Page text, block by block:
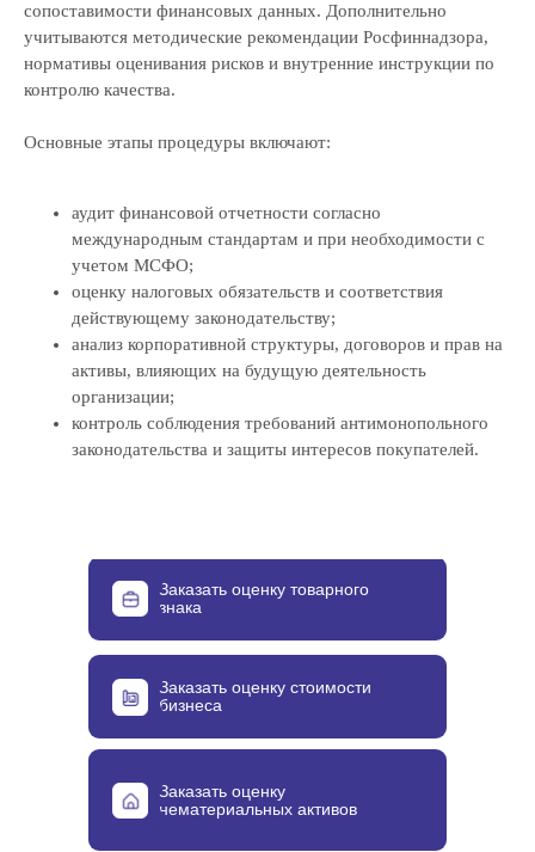
сопоставимости финансовых данных. Дополнительно
учитываются методические рекомендации Росфиннадзора,
нормативы оценивания рисков и внутренние инструкции по
контролю качества.
Основные этапы процедуры включают:
аудит финансовой отчетности согласно
международным стандартам и при необходимости с
учетом МСФО;
оценку налоговых обязательств и соответствия
действующему законодательству;
анализ корпоративной структуры, договоров и прав на
активы, влияющих на будущую деятельность
организации;
контроль соблюдения требований антимонопольного
законодательства и защиты интересов покупателей.
Заказать оценку товарного
знака
Заказать оценку стоимости
бизнеса
Заказать оценку
нематериальных активов